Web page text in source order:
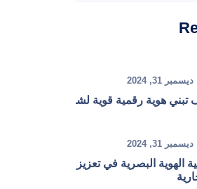
ديسمبر 31, 2024
تبني هوية رقمية قوية لشركتك؟
ديسمبر 31, 2024
الهوية البصرية في تعزيز العلامة